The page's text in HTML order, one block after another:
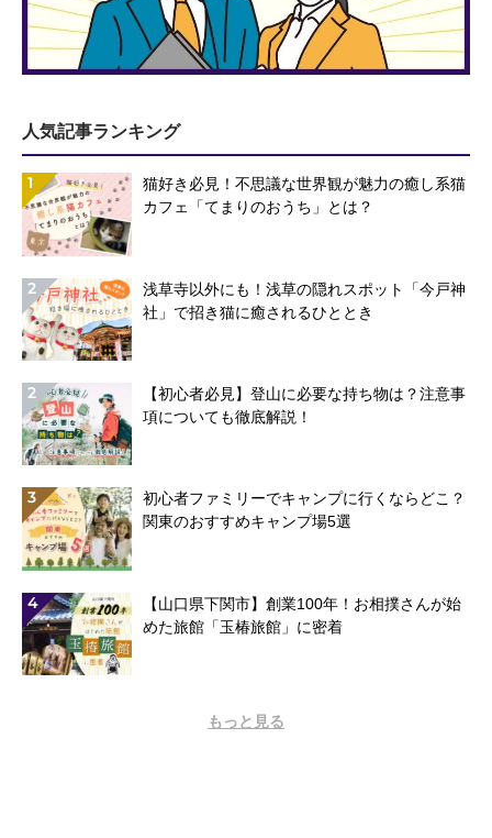
人気記事ランキング
1
猫好き必見！不思議な世界観が魅力の癒し系猫
カフェ「てまりのおうち」とは？
2
浅草寺以外にも！浅草の隠れスポット「今戸神
社」で招き猫に癒されるひととき
2
【初心者必見】登山に必要な持ち物は？注意事
項についても徹底解説！
3
初心者ファミリーでキャンプに行くならどこ？
関東のおすすめキャンプ場5選
4
【山口県下関市】創業100年！お相撲さんが始
めた旅館「玉椿旅館」に密着
もっと見る